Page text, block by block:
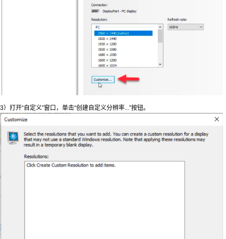
3）打开“自定义”窗口，单击“创建自定义分辨率...”按钮。